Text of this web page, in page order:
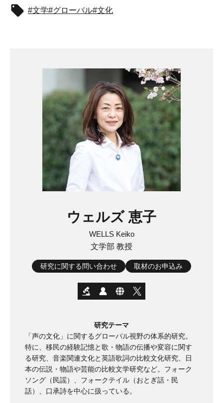
文学 グローバル 文化
ウェルズ 恵子
WELLS Keiko
文学部 教授
研究に関する問い合わせ 取材のお申込み
研究テーマ
「声の文化」に関するグローバル視野の体系的研究。
特に、移民の経験記憶と歌・物語の伝播や変容に関す
る研究、音楽関連文化と英語歌詞の比較文化研究、日
本の伝説・物語や芸能の比較文学研究など。フォーク
ソング（民謡）、フォークテイル（おとぎ話・民
話）、口承詩を中心に扱っている。